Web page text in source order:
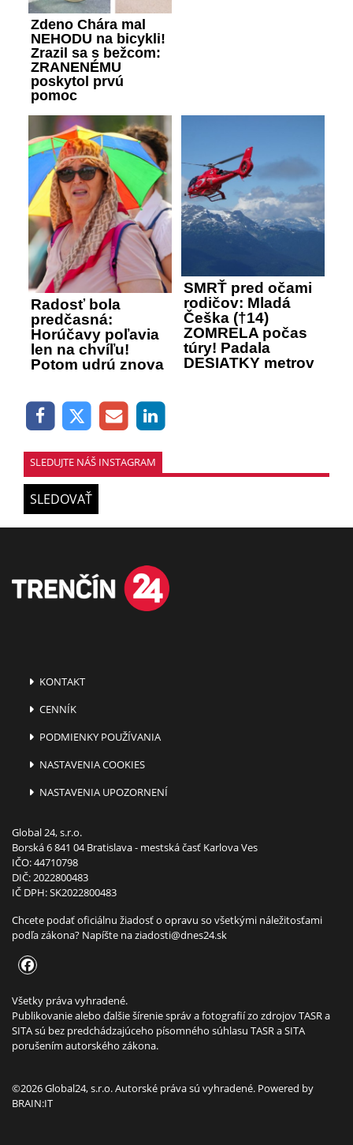
Zdeno Chára mal
NEHODU na bicykli!
Zrazil sa s bežcom:
ZRANENÉMU
poskytol prvú
pomoc
Radosť bola
predčasná:
Horúčavy poľavia
len na chvíľu!
Potom udrú znova
SMRŤ pred očami
rodičov: Mladá
Češka (†14)
ZOMRELA počas
túry! Padala
DESIATKY metrov
SLEDUJTE NÁŠ INSTAGRAM
SLEDOVAŤ
KONTAKT
CENNÍK
PODMIENKY POUŽÍVANIA
NASTAVENIA COOKIES
NASTAVENIA UPOZORNENÍ
Global 24, s.r.o.
Borská 6 841 04 Bratislava - mestská časť Karlova Ves
IČO: 44710798
DIČ: 2022800483
IČ DPH: SK2022800483
Chcete podať oficiálnu žiadosť o opravu so všetkými náležitosťami
podľa zákona? Napíšte naziadosti@dnes24.sk
Všetky práva vyhradené.
Publikovanie alebo ďalšie šírenie správ a fotografií zo zdrojov TASR a
SITA sú bez predchádzajúceho písomného súhlasu TASR a SITA
porušením autorského zákona.
©2026 Global24, s.r.o. Autorské práva sú vyhradené. Powered by
BRAIN:IT